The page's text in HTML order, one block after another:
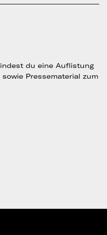
du eine Auflistung
Pressematerial zum